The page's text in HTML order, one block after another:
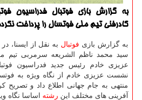
به گزارش بازی فوتبال فدراسیون
کادرفنی تیم ملی فوتسال را پرداخت
به گزارش بازی فوتبال
سید محمد ناظم الشریعه سرمربی تیم
عزیزی خادم رئیس جدید فدراسیون
نشست عزیزی خادم از نگاه ویژه به
منتهی به جام جهانی اطلاع داد و تصریح
آفرینی های مختلف این رشته اساسا نگاه